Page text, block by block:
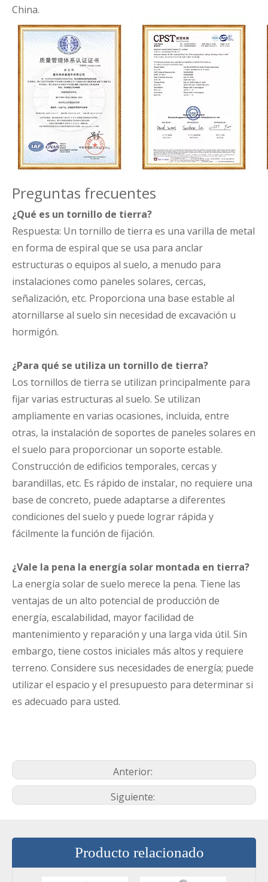
China.
Preguntas frecuentes
¿Qué es un tornillo de tierra?
Respuesta: Un tornillo de tierra es una varilla de metal
en forma de espiral que se usa para anclar
estructuras o equipos al suelo, a menudo para
instalaciones como paneles solares, cercas,
señalización, etc. Proporciona una base estable al
atornillarse al suelo sin necesidad de excavación u
hormigón.
¿Para qué se utiliza un tornillo de tierra?
Los tornillos de tierra se utilizan principalmente para
fijar varias estructuras al suelo. Se utilizan
ampliamente en varias ocasiones, incluida, entre
otras, la instalación de soportes de paneles solares en
el suelo para proporcionar un soporte estable.
Construcción de edificios temporales, cercas y
barandillas, etc. Es rápido de instalar, no requiere una
base de concreto, puede adaptarse a diferentes
condiciones del suelo y puede lograr rápida y
fácilmente la función de fijación.
¿Vale la pena la energía solar montada en tierra?
La energía solar de suelo merece la pena. Tiene las
ventajas de un alto potencial de producción de
energía, escalabilidad, mayor facilidad de
mantenimiento y reparación y una larga vida útil. Sin
embargo, tiene costos iniciales más altos y requiere
terreno. Considere sus necesidades de energía; puede
utilizar el espacio y el presupuesto para determinar si
es adecuado para usted.
Anterior:
Siguiente:
Producto relacionado